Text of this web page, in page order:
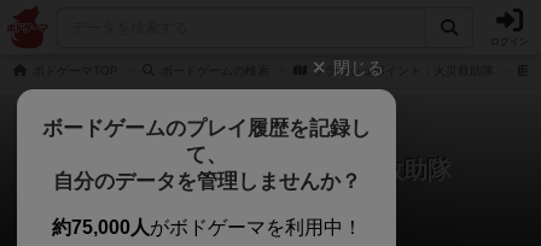
フラッシュポイント：火災救助隊
フラッシュポイント：火災救助隊
9件のレビュー
閉じる
ボードゲームのプレイ履歴を記録し
て、
自分のデータを管理しませんか？
約75,000人がボドゲーマを利用中！